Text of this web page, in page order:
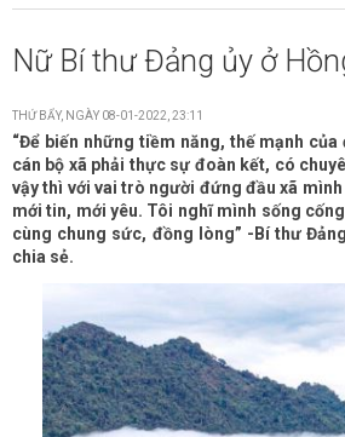
Nữ Bí thư Đảng ủy ở
THỨ BẨY, NGÀY 08-01-2022, 23:11
“Để biến những tiềm năng, thế mạnh
cán bộ xã phải thực sự đoàn kết, có
vậy thì với vai trò người đứng đầu xã
mới tin, mới yêu. Tôi nghĩ mình sống
cùng chung sức, đồng lòng” -Bí thư
chia sẻ.